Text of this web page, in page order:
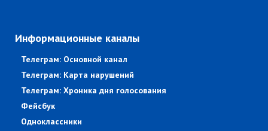
Информационные каналы
Телеграм: Основной канал
Телеграм: Карта нарушений
Телеграм: Хроника дня голосования
Фейсбук
Одноклассники